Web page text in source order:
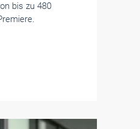
bis zu 480